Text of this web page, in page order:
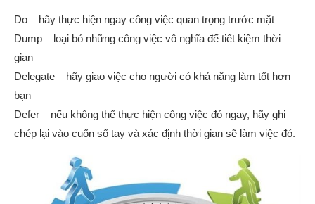
Do – hãy thực hiện ngay công việc quan trọng trước mặt
Dump – loại bỏ những công việc vô nghĩa để tiết kiệm thời
gian
Delegate – hãy giao việc cho người có khả năng làm tốt hơn
bạn
Defer – nếu không thể thực hiện công việc đó ngay, hãy ghi
chép lại vào cuốn sổ tay và xác định thời gian sẽ làm việc đó.